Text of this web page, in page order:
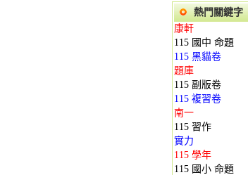
熱門關鍵字
康軒
115 國中 命題
115 黑貓卷
題庫
115 副版卷
115 複習卷
南一
115 習作
實力
115 學年
115 國小 命題